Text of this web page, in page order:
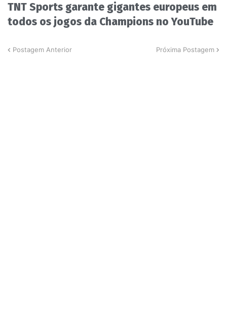
TNT Sports garante gigantes europeus em
todos os jogos da Champions no YouTube
Postagem Anterior Próxima Postagem